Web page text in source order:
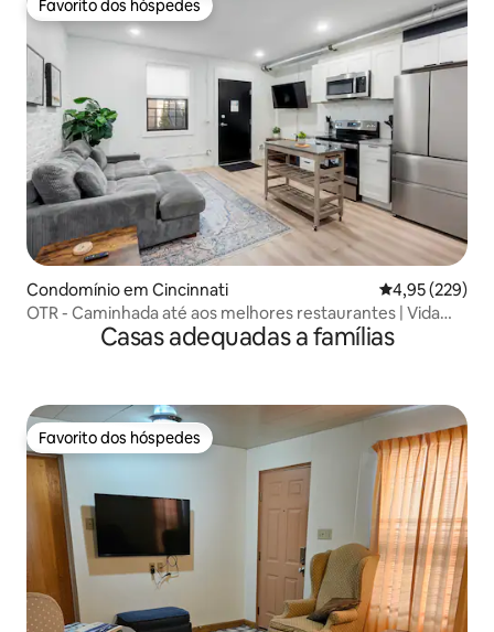
Favorito dos hóspedes
Favorito dos hóspedes
Condomínio em Cincinnati Classificação
4,95 (229)
OTR - Caminhada até aos melhores restaurantes | Vida
Casas adequadas a famílias
Favorito dos hóspedes
Favorito dos hóspedes